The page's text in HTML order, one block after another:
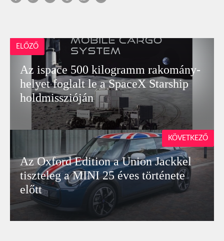
ELŐZŐ
Az ispace 500 kilogramm rakomány-
helyet foglalt le a SpaceX Starship
holdmisszióján
Az Oxford Edition a Union Jackkel
tiszteleg a MINI 25 éves története
előtt
KÖVETKEZŐ